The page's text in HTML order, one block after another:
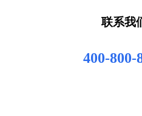
联系我
400-800-